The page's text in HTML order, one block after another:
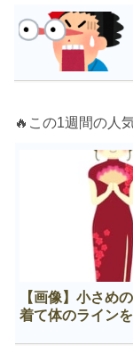
🔥この1週間の人
【画像】小さめ
着て体のライン